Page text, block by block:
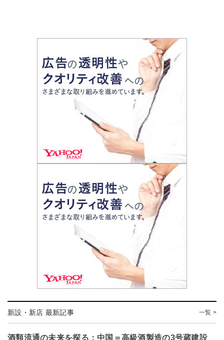
新設・新店 最新記事 一覧 >
酒類流通の未来を探る：中国＝高級酒製造の3号蔵建設